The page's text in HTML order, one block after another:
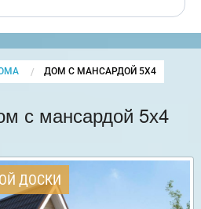
CURRENT:
ДОМ С МАНСАРДОЙ 5Х4
с мансардой 5х4
ДОСКИ